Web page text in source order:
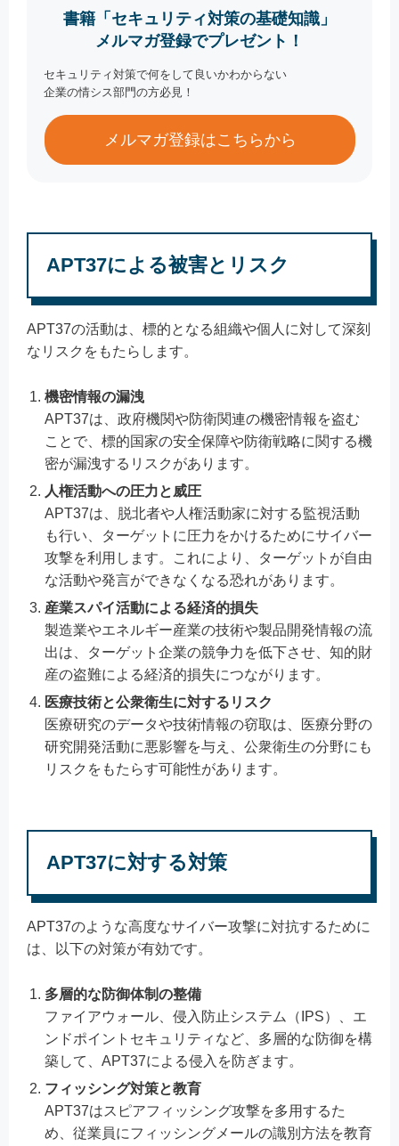
書籍「セキュリティ対策の基礎知識」
メルマガ登録でプレゼント！
セキュリティ対策で何をして良いかわからない
企業の情シス部門の方必見！
メルマガ登録はこちらから
APT37による被害とリスク
APT37の活動は、標的となる組織や個人に対して深刻
なリスクをもたらします。
機密情報の漏洩
APT37は、政府機関や防衛関連の機密情報を盗む
ことで、標的国家の安全保障や防衛戦略に関する機
密が漏洩するリスクがあります。
人権活動への圧力と威圧
APT37は、脱北者や人権活動家に対する監視活動
も行い、ターゲットに圧力をかけるためにサイバー
攻撃を利用します。これにより、ターゲットが自由
な活動や発言ができなくなる恐れがあります。
産業スパイ活動による経済的損失
製造業やエネルギー産業の技術や製品開発情報の流
出は、ターゲット企業の競争力を低下させ、知的財
産の盗難による経済的損失につながります。
医療技術と公衆衛生に対するリスク
医療研究のデータや技術情報の窃取は、医療分野の
研究開発活動に悪影響を与え、公衆衛生の分野にも
リスクをもたらす可能性があります。
APT37に対する対策
APT37のような高度なサイバー攻撃に対抗するために
は、以下の対策が有効です。
多層的な防御体制の整備
ファイアウォール、侵入防止システム（IPS）、エ
ンドポイントセキュリティなど、多層的な防御を構
築して、APT37による侵入を防ぎます。
フィッシング対策と教育
APT37はスピアフィッシング攻撃を多用するた
め、従業員にフィッシングメールの識別方法を教育